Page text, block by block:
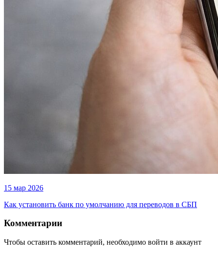
15 мар 2026
Как установить банк по умолчанию для переводов в СБП
Комментарии
Чтобы оставить комментарий, необходимо войти в аккаунт